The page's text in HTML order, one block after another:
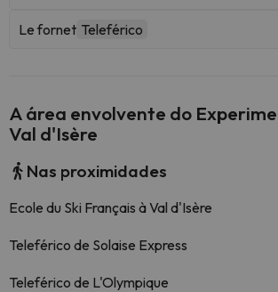
Le fornet Teleférico
A área envolvente do
Val d'Isère
Nas proximidades
Ecole du Ski Français à Val d'Isère
Teleférico de Solaise Express
Teleférico de L'Olympique